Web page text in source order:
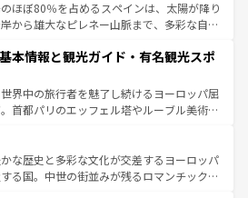
観も見逃せない。観光の合間には、本場の
ど、絶品のイタリア料理を堪能することも
タリアで、忘れられない旅をしてみよう！
タリア情報は
ほぼ80％を占めるスペインは、太陽が降り
から雄大なピレネー山脈まで、多彩な自然
の国では、情熱的なフラメンコ、熱気あふ
て美味しいタパスが生活の一部となってい
ードの洗練された雰囲気や、バルセロナの
街角から、地方では古代ローマ遺跡や中世
って風土や気候が異なるスペインはその個
性で訪れる人を魅了する。 なお、新着のスペイン情報は コ
を参照してほしい。
本情報と観光ガイド・有名観光スポ
界中の旅行者を魅了し続けるヨーロッパ屈
首都パリのエッフェル塔やルーブル美術館
が詰まっている。華麗な宮殿、歴史的な大
ーチ、そして豊かな自然が、訪れる者を心
また、フランスは美食の国としても知ら
な歴史と多彩な文化が交差するヨーロッパ
る国。中世の街並みが残るロマンチック街